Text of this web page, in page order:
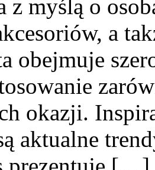
z myślą o
a
obejmuje
okazji.
aktualne